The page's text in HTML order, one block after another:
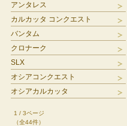
アンタレス
カルカッタ コンクエスト
バンタム
クロナーク
SLX
オシアコンクエスト
オシアカルカッタ
1 / 3ページ
（全44件）